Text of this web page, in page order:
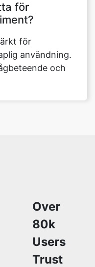
för
för
användning.
och
Over
80k
Users
Trust